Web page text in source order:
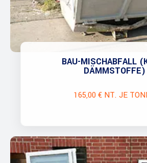
BAU-MISCHABFALL
DÄMMSTOFFE)
165,00 € NT. JE